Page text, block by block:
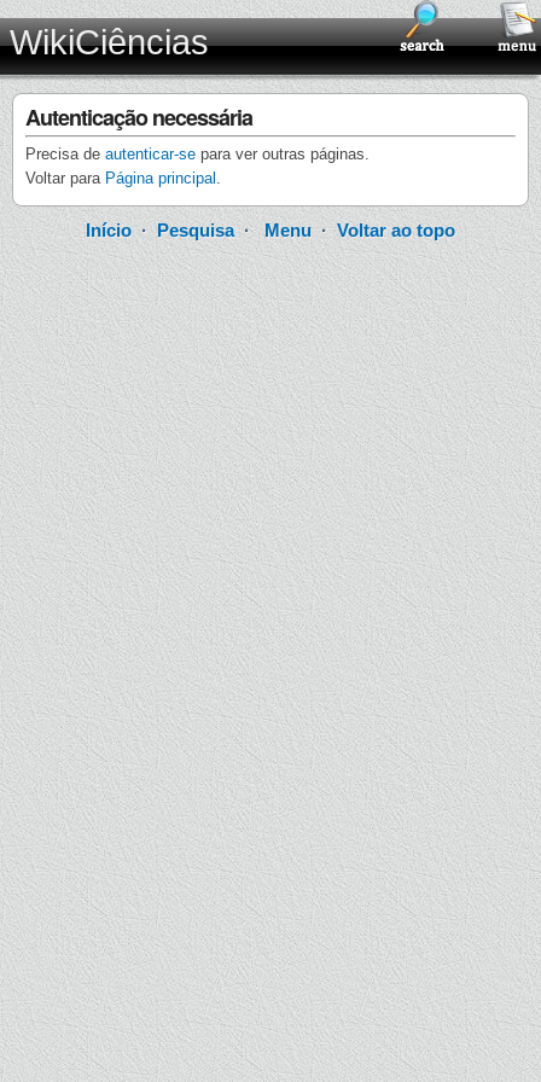
WikiCiências
Autenticação necessária
Precisa de autenticar-se para ver outras páginas.
Voltar para Página principal .
Início · Pesquisa·Menu ·Voltar ao topo